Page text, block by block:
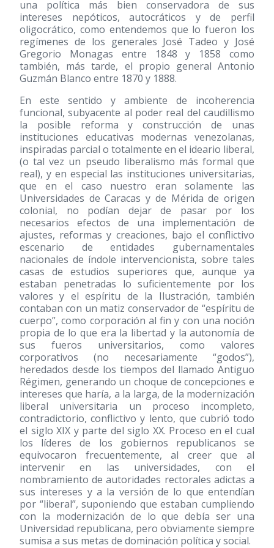
una política más bien conservadora de sus
intereses nepóticos, autocráticos y de perfil
oligocrático, como entendemos que lo fueron los
regímenes de los generales José Tadeo y José
Gregorio Monagas entre 1848 y 1858 como
también, más tarde, el propio general Antonio
Guzmán Blanco entre 1870 y 1888.
En este sentido y ambiente de incoherencia
funcional, subyacente al poder real del caudillismo
la posible reforma y construcción de unas
instituciones educativas modernas venezolanas,
inspiradas parcial o totalmente en el ideario liberal,
(o tal vez un pseudo liberalismo más formal que
real), y en especial las instituciones universitarias,
que en el caso nuestro eran solamente las
Universidades de Caracas y de Mérida de origen
colonial, no podían dejar de pasar por los
necesarios efectos de una implementación de
ajustes, reformas y creaciones, bajo el conflictivo
escenario de entidades gubernamentales
nacionales de índole intervencionista, sobre tales
casas de estudios superiores que, aunque ya
estaban penetradas lo suficientemente por los
valores y el espíritu de la Ilustración, también
contaban con un matiz conservador de “espíritu de
cuerpo”, como corporación al fin y con una noción
propia de lo que era la libertad y la autonomía de
sus fueros universitarios, como valores
corporativos (no necesariamente “godos”),
heredados desde los tiempos del llamado Antiguo
Régimen, generando un choque de concepciones e
intereses que haría, a la larga, de la modernización
liberal universitaria un proceso incompleto,
contradictorio, conflictivo y lento, que cubrió todo
el siglo XIX y parte del siglo XX. Proceso en el cual
los líderes de los gobiernos republicanos se
equivocaron frecuentemente, al creer que al
intervenir en las universidades, con el
nombramiento de autoridades rectorales adictas a
sus intereses y a la versión de lo que entendían
por “liberal”, suponiendo que estaban cumpliendo
con la modernización de lo que debía ser una
Universidad republicana, pero obviamente siempre
sumisa a sus metas de dominación política y social.